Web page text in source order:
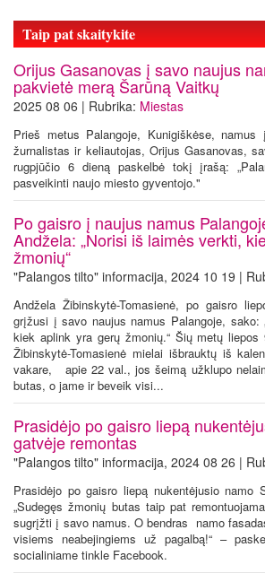
Taip pat skaitykite
Orijus Gasanovas į savo naujus
pakvietė merą Šarūną Vaitkų
2025 08 06 | Rubrika: Miestas
Prieš metus Palangoje, Kunigiškėse,
žurnalistas ir keliautojas, Orijus Gasanovas,
rugpjūčio 6 dieną paskelbė tokį įrašą:
pasveikinti naujo miesto gyventojo."
Po gaisro į naujus namus
Andžela: „Norisi iš laimės verkti,
žmonių“
"Palangos tilto" informacija, 2024 10 19 |
Andžela Žibinskytė-Tomasienė, po gaisro
grįžusi į savo naujus namus Palangoje, sako:
kiek aplink yra gerų žmonių.“ Šių metų
Žibinskytė-Tomasienė mielai išbrauktų iš
vakare, apie 22 val., jos šeimą užklupo
butas, o jame ir beveik visi...
Prasidėjo po gaisro liepą
gatvėje remontas
"Palangos tilto" informacija, 2024 08 26 |
Prasidėjo po gaisro liepą nukentėjusio namo
„Sudegęs žmonių butas taip pat
sugrįžti į savo namus. O bendras namo
visiems neabejingiems už pagalbą!“ –
socialiniame tinkle Facebook.